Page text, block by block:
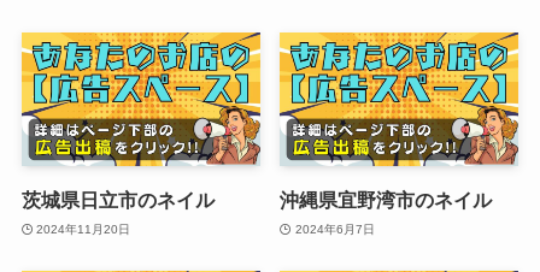
茨城県日立市のネイル
2024年11月20日
沖縄県宜野湾市のネイル
2024年6月7日